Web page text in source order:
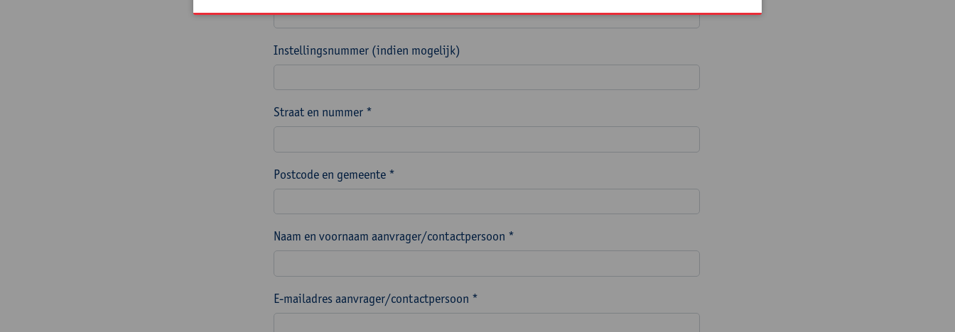
Instellingsnummer (indien mogelijk)
Straat en nummer *
Postcode en gemeente *
Naam en voornaam aanvrager/contactpersoon *
E-mailadres aanvrager/contactpersoon *